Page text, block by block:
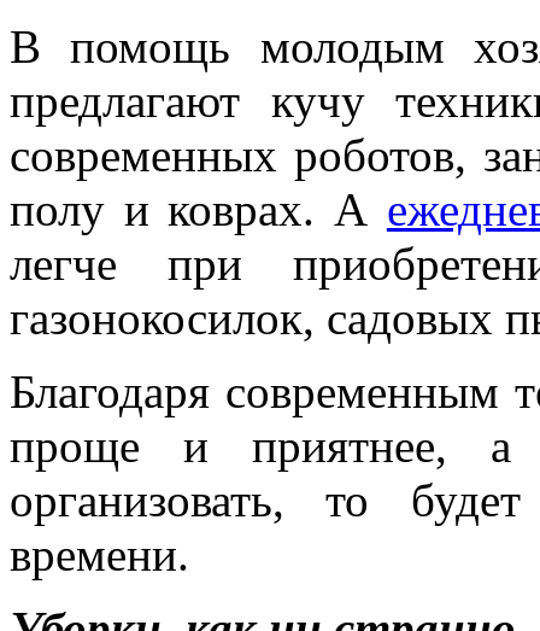
В помощь молодым
предлагают кучу
современных роботов,
полу и коврах. А
легче при
газонокосилок, садовых
Благодаря современным
проще и приятнее,
организовать, то
времени.